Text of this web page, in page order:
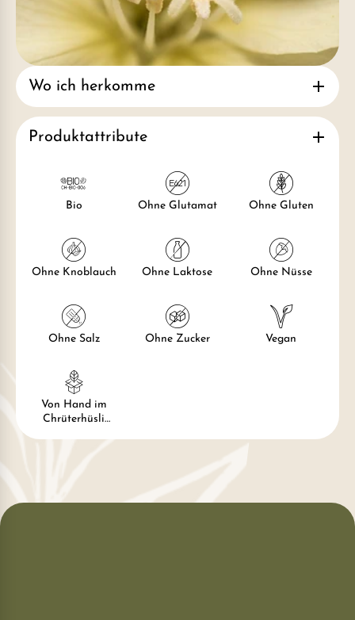
Wo ich herkomme
Produktattribute
Bio Ohne Glutamat Ohne Gluten
Ohne Knoblauch Ohne Laktose Ohne Nüsse
Ohne Salz Ohne Zucker Vegan
Von Hand im
Chrüterhüsli